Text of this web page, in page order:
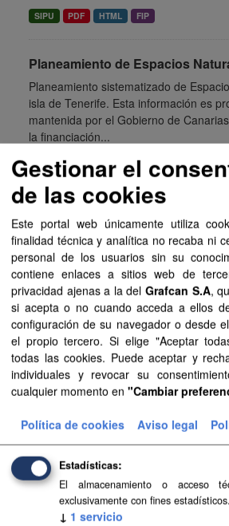
SIPU PDF HTML FIP
Planeamiento de Espacios
Planeamiento sistematizado de
isla de Tenerife. Esta información es
mantenida por el Gobierno de
la financiación...
FIP
Planeamiento de Espacios
Planeamiento sistematizado de
isla de La Palma. Esta información es
mantenida por el Gobierno de
la financiación...
SIPU PDF HTML FIP
Planeamiento de Espacios
Lanzarote
Planeamiento sistematizado de
mantenida por el Gobierno de
la financiación...
SIPU PDF HTML
Planeamiento de Espacios
Gestionar el
de las cookies
Este portal web únicamente utiliza
finalidad técnica y analítica no recaba ni
personal de los usuarios sin su
contiene enlaces a sitios web de
privacidad ajenas a la del Grafcan S.A,
si acepta o no cuando acceda a ellos
configuración de su navegador o desde
el propio tercero. Si elige "Aceptar
todas las cookies. Puede aceptar y
individuales y revocar su
cualquier momento en "Cambiar
Política de cookies Aviso legal
Estadísticas
El almacenamiento o acceso
exclusivamente con fines estadísticos.
↓ 1 servicio